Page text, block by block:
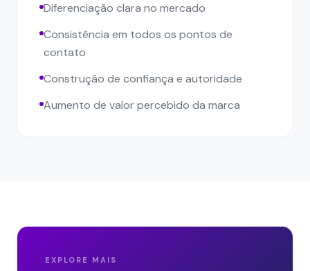
Diferenciação clara no mercado
Consistência em todos os pontos de
contato
Construção de confiança e autoridade
Aumento de valor percebido da marca
EXPLORE MAIS